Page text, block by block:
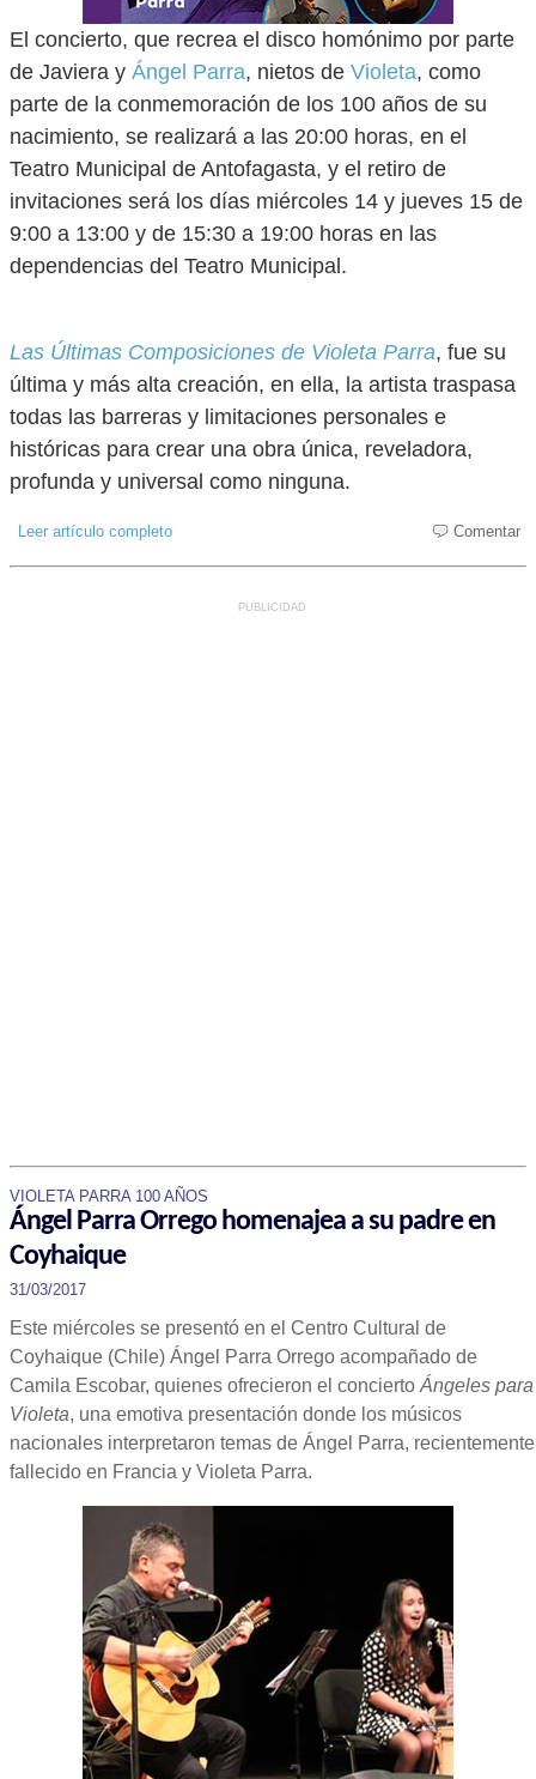
El concierto, que recrea el disco homónimo por parte
de Javiera y Ángel Parra, nietos de Violeta, como
parte de la conmemoración de los 100 años de su
nacimiento, se realizará a las 20:00 horas, en el
Teatro Municipal de Antofagasta, y el retiro de
invitaciones será los días miércoles 14 y jueves 15 de
9:00 a 13:00 y de 15:30 a 19:00 horas en las
dependencias del Teatro Municipal.
Las Últimas Composiciones de Violeta Parra, fue su
última y más alta creación, en ella, la artista traspasa
todas las barreras y limitaciones personales e
históricas para crear una obra única, reveladora,
profunda y universal como ninguna.
Leer artículo completo Comentar
PUBLICIDAD
VIOLETA PARRA 100 AÑOS
Ángel Parra Orrego homenajea a su padre en
Coyhaique
31/03/2017
Este miércoles se presentó en el Centro Cultural de
Coyhaique (Chile) Ángel Parra Orrego acompañado de
Camila Escobar, quienes ofrecieron el concierto Ángeles para
Violeta, una emotiva presentación donde los músicos
nacionales interpretaron temas de Ángel Parra, recientemente
fallecido en Francia y Violeta Parra.